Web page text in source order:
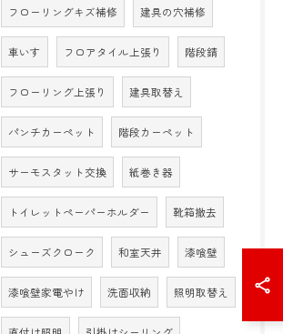
フローリングキズ補修 建具の穴補修
車いす フロアタイル上張り 階段錆
フローリング上張り 建具取替え
パンチカーペット 階段カーペット
サーモスタット交換 紙巻き器
トイレットペーパーホルダー 靴箱撤去
シューズクローク 和室天井 漆喰壁
漆喰壁家電やけ 洗面収納 照明取替え